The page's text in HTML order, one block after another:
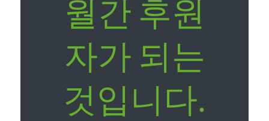
월간 후원
자가 되는
것입니다.